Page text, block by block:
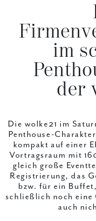
im
der
Die wolke21 im
Penthouse-
kompakt auf einer
Vortragsraum mit
gleich große
Registrierung, das
bzw. für ein
schließlich noch eine
auch